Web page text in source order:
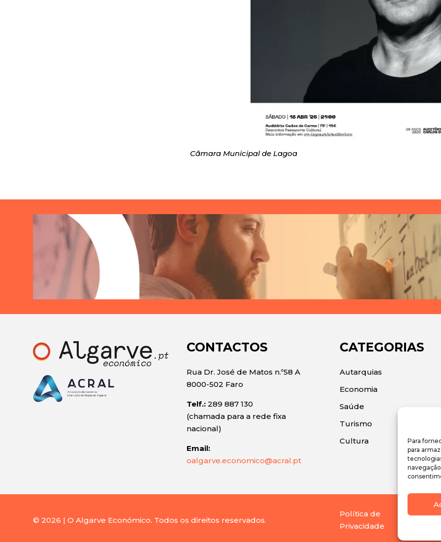
Para
para
Câmara Municipal de Lagoa
CONTACTOS
Rua Dr. José de Matos n.º58 A
8000-502 Faro
Telf.:289 887 130
(chamada para a rede fixa
nacional)
Email:
oalgarve.economico@acral.pt
CATEGORIAS
Autarquias
Economia
Saúde
Turismo
Cultura
© 2026 | O Algarve Económico. Todos os direitos reservados.
Política de
Privacidade